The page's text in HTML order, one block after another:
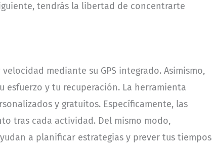
tendrás la libertad de concentrarte
mediante su GPS integrado. Asimismo,
esfuerzo y tu recuperación. La herramienta
y gratuitos. Específicamente, las
tras cada actividad. Del mismo modo,
a planificar estrategias y prever tus tiempos